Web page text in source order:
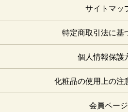
サイトマッ
特定商取引法に基
個人情報保護
化粧品の使用上の注
会員ページ